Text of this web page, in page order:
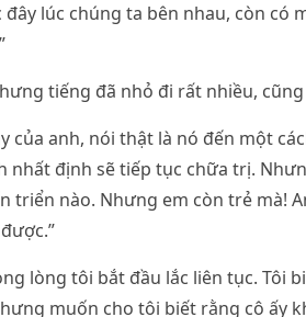
lúc chúng ta bên nhau, còn có
tiếng đã nhỏ đi rất nhiều,
của anh, nói thật là nó đến một
nhất định sẽ tiếp tục chữa trị.
triển nào. Nhưng em còn trẻ mà!
lòng tôi bắt đầu lắc liên tục. Tôi
muốn cho tôi biết rằng cô ấy